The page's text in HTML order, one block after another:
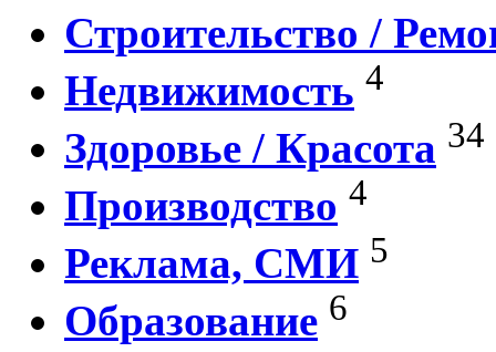
Строительство /
Недвижимость 4
Здоровье / Красота 34
Производство 4
Реклама, СМИ 5
Образование 6